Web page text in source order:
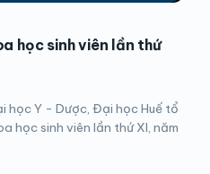
học sinh viên lần thứ
Y - Dược, Đại học Huế tổ
học sinh viên lần thứ XI, năm